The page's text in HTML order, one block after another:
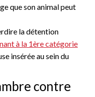
que son animal peut
la détention
à la 1ère catégorie
insérée au sein du
contre